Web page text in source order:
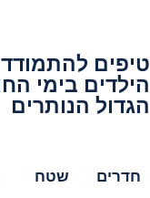
טיפים
הילדים בימי
הגדול הנותרים
חדרים שטח